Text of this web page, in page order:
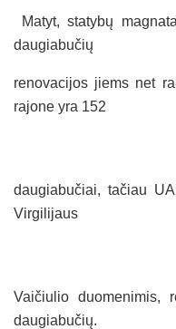
Matyt, statybų
daugiabučių
renovacijos jiems net
rajone yra 152
daugiabučiai, tačiau
Virgilijaus
Vaičiulio duomenimis,
daugiabučių.